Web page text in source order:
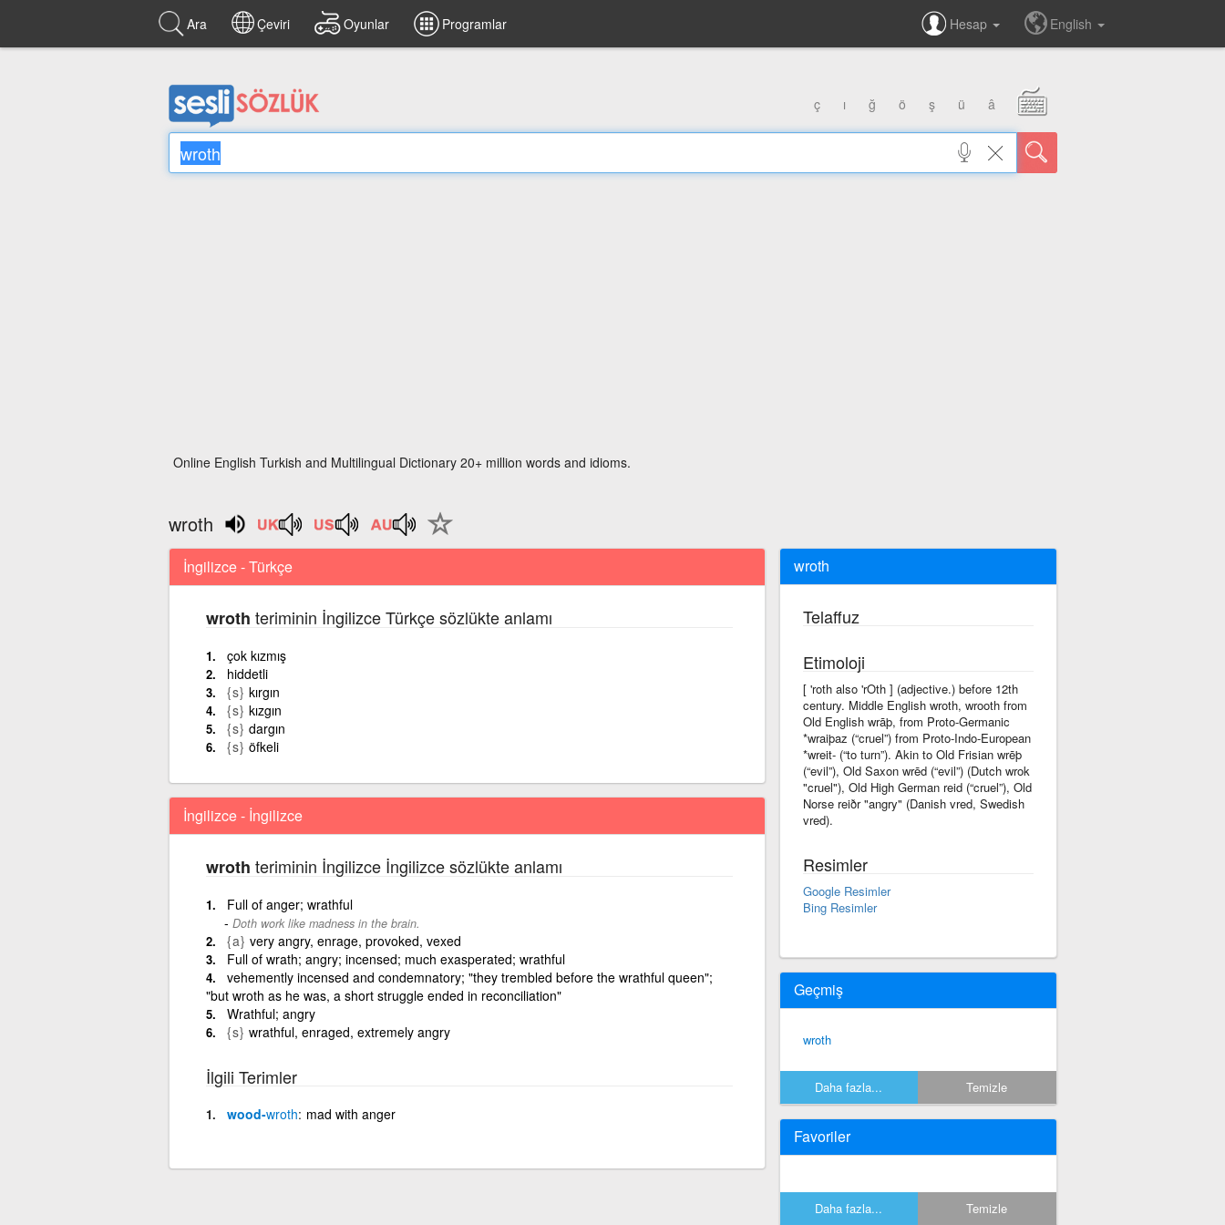
Ara Çeviri Oyunlar Programlar Hesap English
ç ı ğ ö ş ü â
Online English Turkish and Multilingual Dictionary 20+ million words and idioms.
wroth
İngilizce - Türkçe
wroth teriminin İngilizce Türkçe sözlükte anlamı
çok kızmış
hiddetli
{s} kırgın
{s} kızgın
{s} dargın
{s} öfkeli
İngilizce - İngilizce
wroth teriminin İngilizce İngilizce sözlükte anlamı
Full of anger; wrathful
Doth work like madness in the brain.
{a} very angry, enrage, provoked, vexed
Full of wrath; angry; incensed; much exasperated; wrathful
vehemently incensed and condemnatory; "they trembled before the wrathful queen";
"but wroth as he was, a short struggle ended in reconciliation"
Wrathful; angry
{s} wrathful, enraged, extremely angry
İlgili Terimler
wood-wroth mad with anger
wroth
Telaffuz
Etimoloji
[ 'roth also 'rOth ] (adjective.) before 12th
century. Middle English wroth, wrooth from
Old English wrāþ, from Proto-Germanic
*wraiþaz (“cruel”) from Proto-Indo-European
*wreit- (“to turn”). Akin to Old Frisian wrēþ
(“evil”), Old Saxon wrēd (“evil”) (Dutch wrok
"cruel"), Old High German reid (“cruel”), Old
Norse reiðr "angry" (Danish vred, Swedish
vred).
Resimler
Google Resimler
Bing Resimler
Geçmiş
wroth
Daha fazla... Temizle
Favoriler
Daha fazla... Temizle